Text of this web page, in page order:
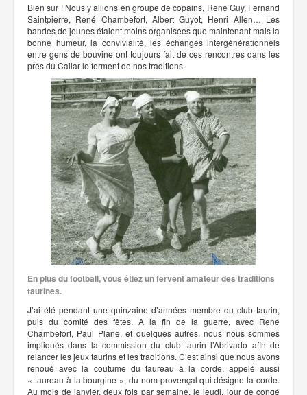
Bien sûr ! Nous y allions en groupe de copains, René Guy, Fernand
Saintpierre, René Chambefort, Albert Guyot, Henri Allen… Les
bandes de jeunes étaient moins organisées que maintenant mais la
bonne humeur, la convivialité, les échanges intergénérationnels
entre gens de bouvine ont toujours fait de ces rencontres dans les
prés du Cailar le ferment de nos traditions.
En plus du football, vous étiez un fervent amateur des traditions
taurines.
J’ai été pendant une quinzaine d’années membre du club taurin,
puis du comité des fêtes. A la fin de la guerre, avec René
Chambefort, Paul Plane, et quelques autres, nous nous sommes
impliqués dans la commission du club taurin l’Abrivado afin de
relancer les jeux taurins et les traditions. C’est ainsi que nous avons
renoué avec la coutume du taureau à la corde, appelé aussi
« taureau à la bourgine », du nom provençal qui désigne la corde.
Au mois de janvier, deux fois par semaine, le jeudi, jour de congé